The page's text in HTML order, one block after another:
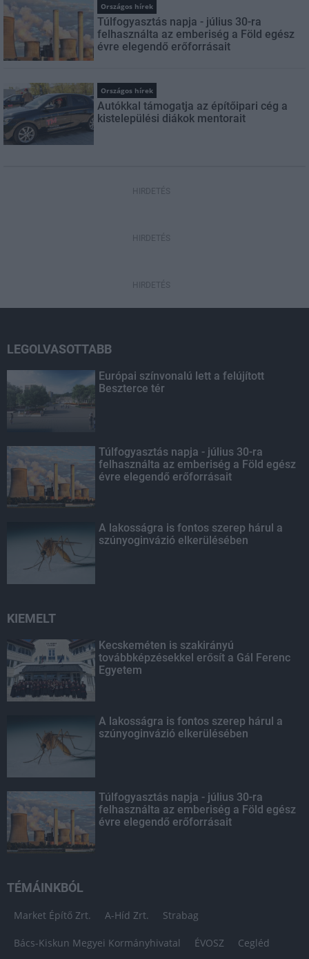
Országos hírek
Túlfogyasztás napja - július 30-ra
felhasználta az emberiség a Föld egész
évre elegendő erőforrásait
Országos hírek
Autókkal támogatja az építőipari cég a
kistelepülési diákok mentorait
HIRDETÉS
HIRDETÉS
HIRDETÉS
LEGOLVASOTTABB
Európai színvonalú lett a felújított
Beszterce tér
Túlfogyasztás napja - július 30-ra
felhasználta az emberiség a Föld egész
évre elegendő erőforrásait
A lakosságra is fontos szerep hárul a
szúnyoginvázió elkerülésében
KIEMELT
Kecskeméten is szakirányú
továbbképzésekkel erősít a Gál Ferenc
Egyetem
A lakosságra is fontos szerep hárul a
szúnyoginvázió elkerülésében
Túlfogyasztás napja - július 30-ra
felhasználta az emberiség a Föld egész
évre elegendő erőforrásait
TÉMÁINKBÓL
Market Építő Zrt. A-Híd Zrt. Strabag
Bács-Kiskun Megyei Kormányhivatal ÉVOSZ Cegléd